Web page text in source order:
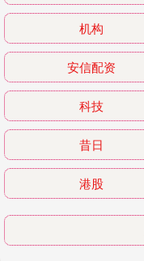
机构
安信配资
科技
昔日
港股